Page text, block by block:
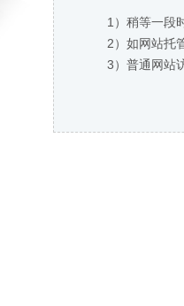
1）稍等一段
2）如网站托
3）普通网站